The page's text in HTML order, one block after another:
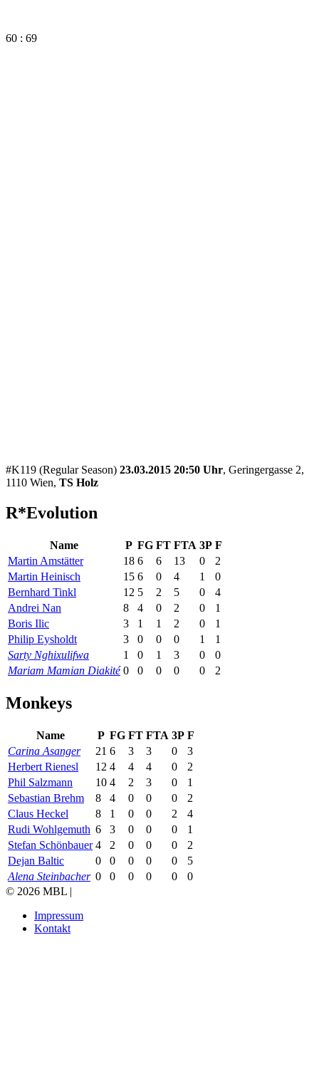
60 : 69
#K119 (Regular Season) 23.03.2015 20:50 Uhr, Geringergasse 2,
1110 Wien, TS Holz
R*Evolution
Name P FG FT FTA 3P F
Martin Amstätter
18 6 6 13 0
2
Martin Heinisch
15 6 0 4 1
0
Bernhard Tinkl
12 5 2 5 0
4
Andrei Nan
8 4 0 2 0
1
Boris Ilic
3 1 1 2 0
1
Philip Eysholdt
3 0 0 0 1
1
Sarty Nghixulifwa
1 0 1 3 0
0
Mariam Mamian Diakité 0 0 0 0 0 2
Monkeys
Name P FG FT FTA 3P F
Carina Asanger
21 6 3 3 0
3
Herbert Rienesl
12 4 4 4 0
2
Phil Salzmann
10 4 2 3 0
1
Sebastian Brehm
8 4 0 0 0
2
Claus Heckel
8 1 0 0 2
4
Rudi Wohlgemuth 6 3 0 0 0
1
Stefan Schönbauer 4 2 0 0 0
2
Dejan Baltic
0 0 0 0 0
5
Alena Steinbacher 0 0 0 0 0
0
© 2026 MBL |
Impressum
Kontakt